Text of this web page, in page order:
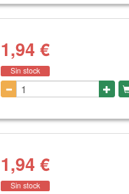
1,94 €
Sin stock
1,94 €
Sin stock